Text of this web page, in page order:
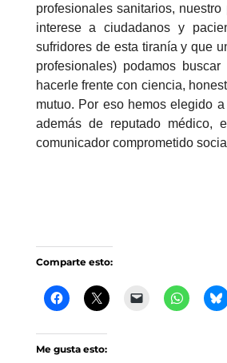
profesionales sanitarios,
interese a ciudadanos y
sufridores de esta tiranía y que
profesionales) podamos buscar
hacerle frente con ciencia,
mutuo. Por eso hemos elegido
además de reputado médico,
comunicador comprometido
Comparte esto:
Me gusta esto: